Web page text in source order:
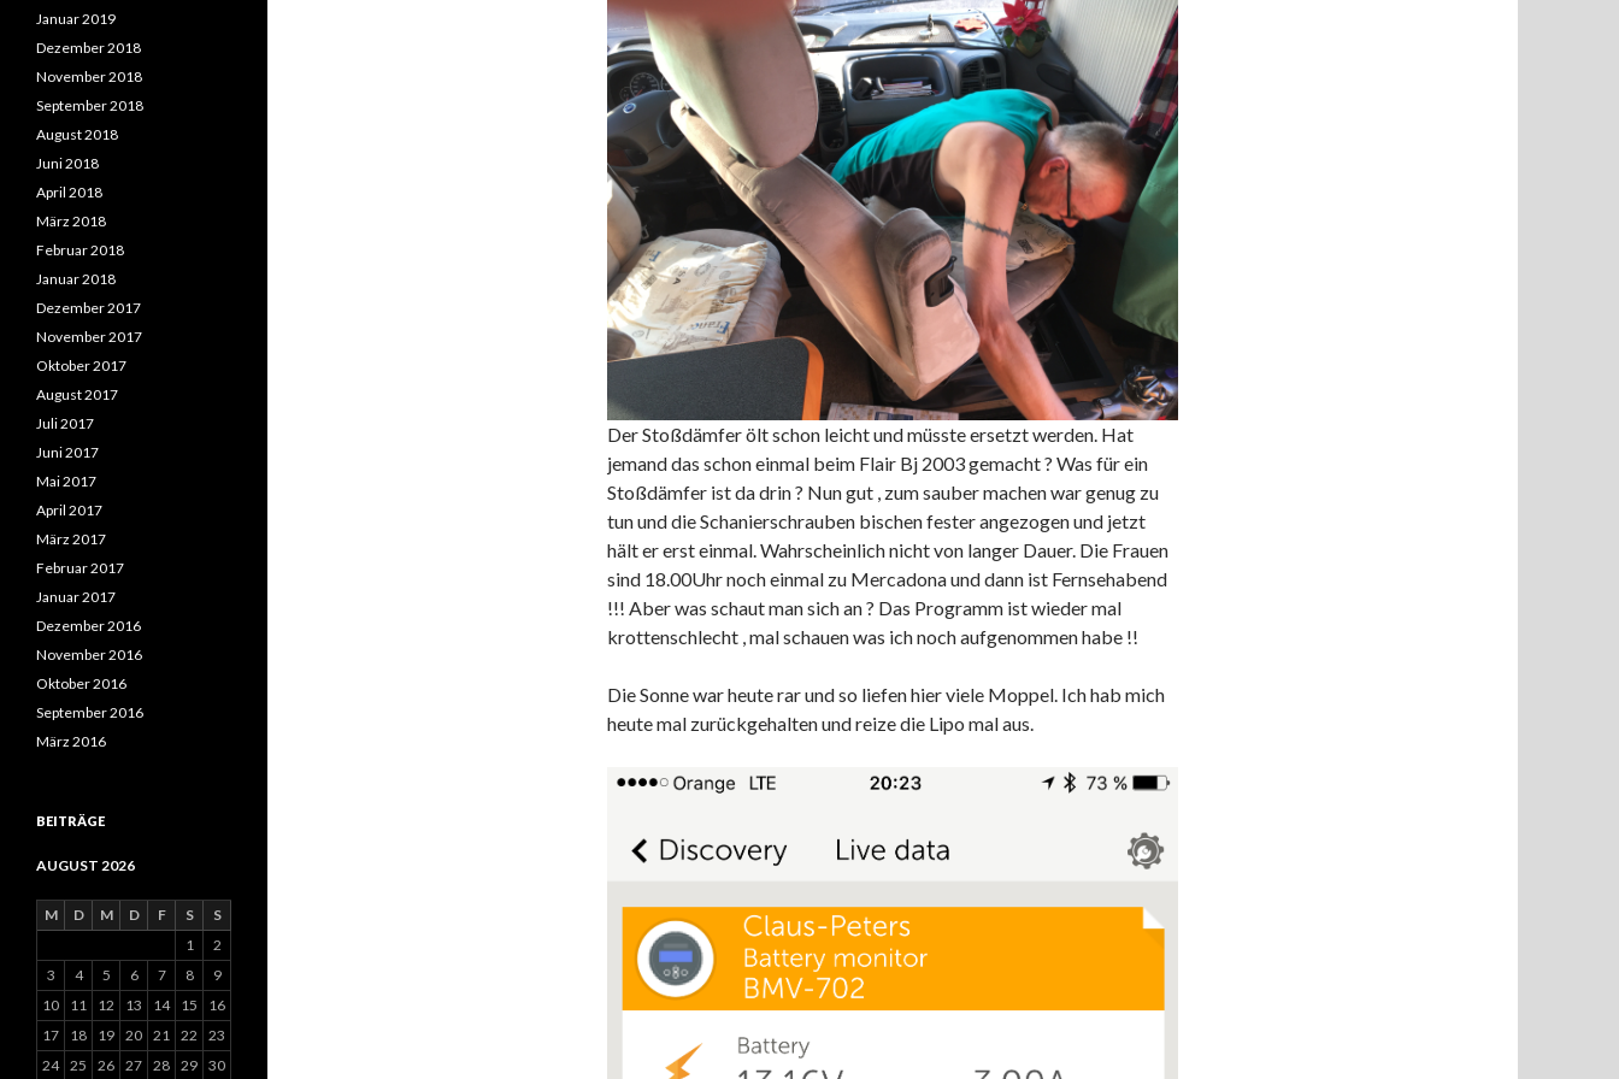
Der Stoßdämfer ölt schon leicht und müsste ersetzt werden. Hat
jemand das schon einmal beim Flair Bj 2003 gemacht ? Was für ein
Stoßdämfer ist da drin ? Nun gut , zum sauber machen war genug zu
tun und die Schanierschrauben bischen fester angezogen und jetzt
hält er erst einmal. Wahrscheinlich nicht von langer Dauer. Die Frauen
sind 18.00Uhr noch einmal zu Mercadona und dann ist Fernsehabend
!!! Aber was schaut man sich an ? Das Programm ist wieder mal
krottenschlecht , mal schauen was ich noch aufgenommen habe !!
Die Sonne war heute rar und so liefen hier viele Moppel. Ich hab mich
heute mal zurückgehalten und reize die Lipo mal aus.
Januar 2019
Dezember 2018
November 2018
September 2018
August 2018
Juni 2018
April 2018
März 2018
Februar 2018
Januar 2018
Dezember 2017
November 2017
Oktober 2017
August 2017
Juli 2017
Juni 2017
Mai 2017
April 2017
März 2017
Februar 2017
Januar 2017
Dezember 2016
November 2016
Oktober 2016
September 2016
März 2016
BEITRÄGE
AUGUST 2026
M D M D F S
S
1
2
3
4 5 6 7 8
9
10
11 12 13 14 15
16
17
18 19 20 21 22
23
24 25 26 27 28 29 30